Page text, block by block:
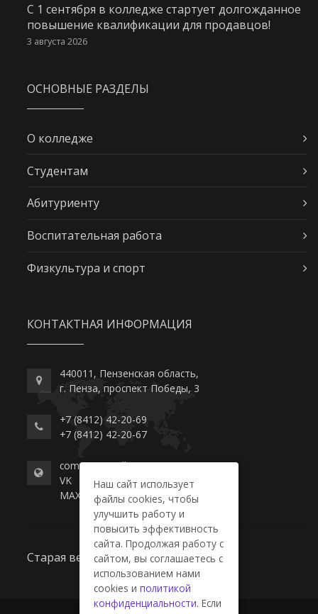
С 1 сентября в колледже стартует долгожданное
повышение квалификации для продавцов!
3 августа 2026
ОСНОВНЫЕ РАЗДЕЛЫ
О колледже
Студентам
Абитуриенту
Воспитательная работа
Физкультура и спорт
КОНТАКТНАЯ ИНФОРМАЦИЯ
440011, Пензенская область,
г. Пенза, проспект Победы, 3
+7 (8412) 42-20-69
+7 (8412) 42-20-67
commerce-college.ru
VK
MAX
Старая версия сайта
Наш сайт использует
файлы cookies, чтобы
улучшить работу и
повысить эффективность
сайта. Продолжая работу с
сайтом, вы соглашаетесь с
использованием нами
cookies и политикой
конфиденциальности. Если